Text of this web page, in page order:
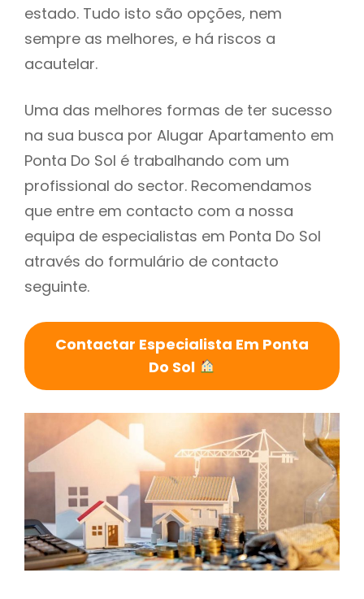
estado. Tudo isto são opções, nem
sempre as melhores, e há riscos a
acautelar.
Uma das melhores formas de ter sucesso
na sua busca por Alugar Apartamento em
Ponta Do Sol é trabalhando com um
profissional do sector. Recomendamos
que entre em contacto com a nossa
equipa de especialistas em Ponta Do Sol
através do formulário de contacto
seguinte.
Contactar Especialista Em Ponta
Do Sol